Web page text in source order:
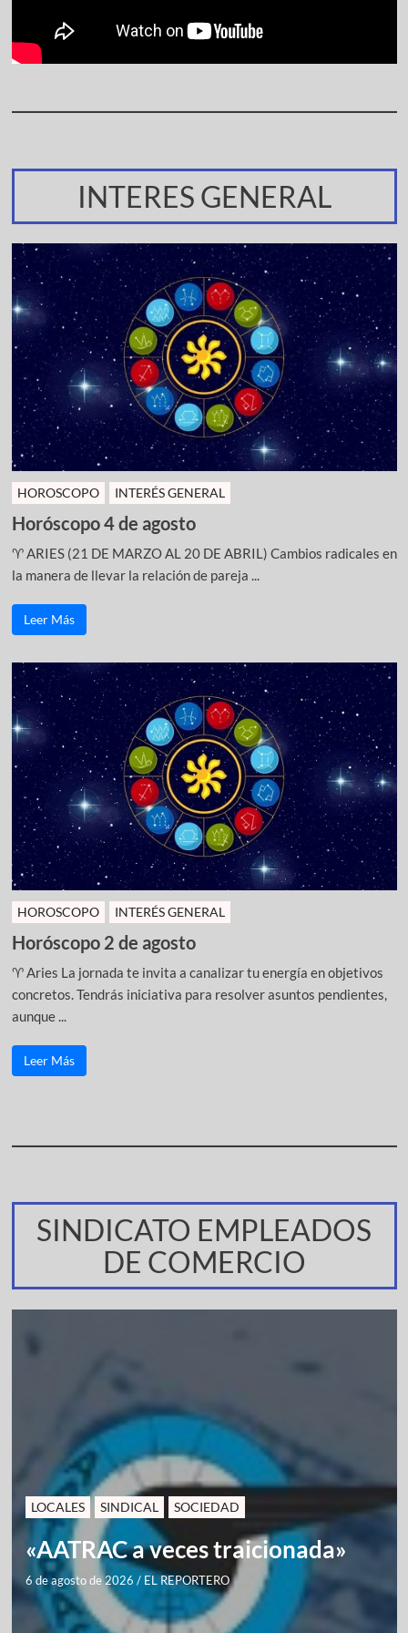
INTERES GENERAL
HOROSCOPO INTERÉS GENERAL
Horóscopo 4 de agosto
♈ ARIES (21 DE MARZO AL 20 DE ABRIL) Cambios radicales en
la manera de llevar la relación de pareja ...
Leer Más
HOROSCOPO INTERÉS GENERAL
Horóscopo 2 de agosto
♈ Aries La jornada te invita a canalizar tu energía en objetivos
concretos. Tendrás iniciativa para resolver asuntos pendientes,
aunque ...
Leer Más
SINDICATO EMPLEADOS
DE COMERCIO
LOCALES SINDICAL SOCIEDAD
«AATRAC a veces traicionada»
6 de agosto de 2026 / EL REPORTERO